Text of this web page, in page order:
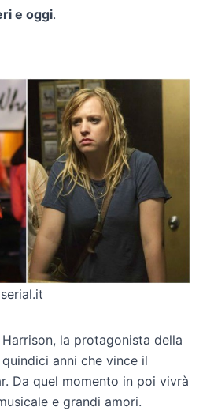
e oggi.
la protagonista della
anni che vince il
Da quel momento in poi vivrà
e grandi amori.